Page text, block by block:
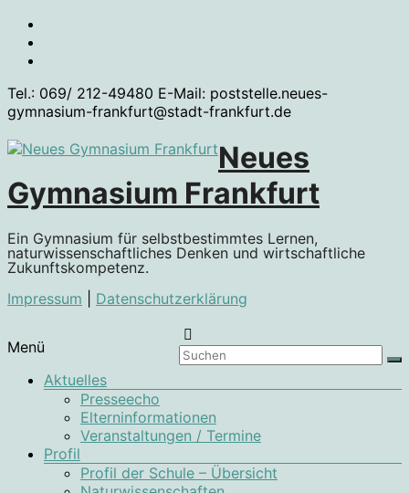
Zum
Inhalt
springen
Tel.: 069/ 212-49480 E-Mail: poststelle.neues-
gymnasium-frankfurt@stadt-frankfurt.de
Neues
Gymnasium Frankfurt
Ein Gymnasium für selbstbestimmtes Lernen,
naturwissenschaftliches Denken und wirtschaftliche
Zukunftskompetenz.
Impressum
Datenschutzerklärung
Menü
Aktuelles
Presseecho
Elterninformationen
Veranstaltungen / Termine
Profil
Profil der Schule – Übersicht